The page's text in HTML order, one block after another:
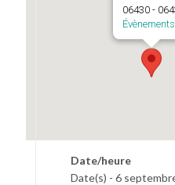
06430 -
Évènements
Date/heure
Date(s) - 6